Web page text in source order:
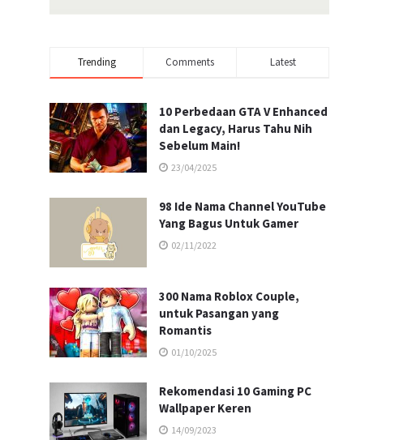
Trending Comments Latest
10 Perbedaan GTA V Enhanced
dan Legacy, Harus Tahu Nih
Sebelum Main!
23/04/2025
98 Ide Nama Channel YouTube
Yang Bagus Untuk Gamer
02/11/2022
300 Nama Roblox Couple,
untuk Pasangan yang
Romantis
01/10/2025
Rekomendasi 10 Gaming PC
Wallpaper Keren
14/09/2023